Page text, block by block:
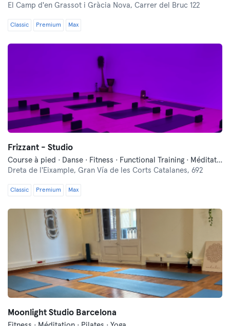
El Camp d'en Grassot i Gràcia Nova, Carrer del Bruc 122
Classic Premium Max
Frizzant - Studio
Course à pied · Danse · Fitness · Functional Training · Méditation · Pilates · Yoga
Dreta de l'Eixample, Gran Vía de les Corts Catalanes, 692
Classic Premium Max
Moonlight Studio Barcelona